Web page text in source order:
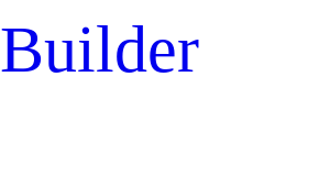
Builder